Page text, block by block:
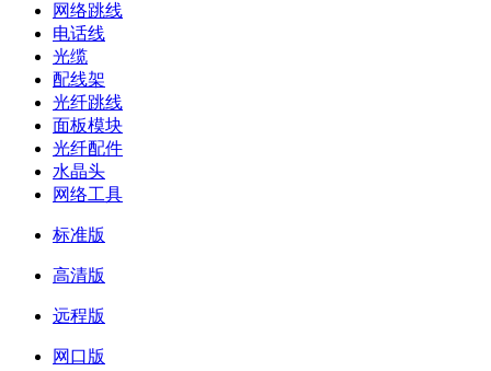
网络跳线
电话线
光缆
配线架
光纤跳线
面板模块
光纤配件
水晶头
网络工具
标准版
高清版
远程版
网口版